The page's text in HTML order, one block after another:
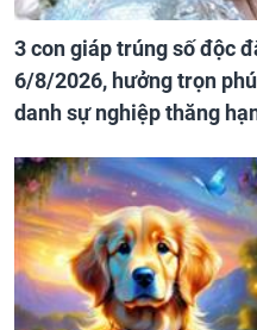
3 con giáp trúng số độc
6/8/2026, hưởng trọn
danh sự nghiệp thăng